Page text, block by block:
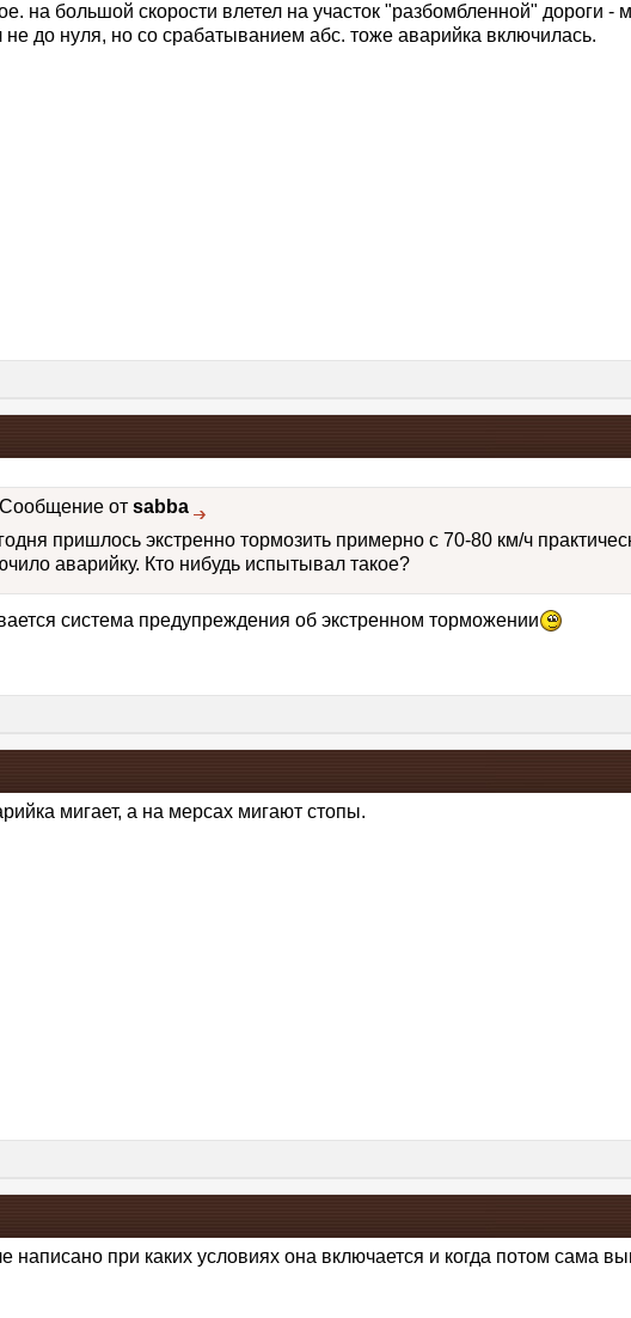
на большой скорости влетел на участок "разбомбленной" дороги
не до нуля, но со срабатыванием абс. тоже аварийка включилась.
Сообщение от sabba
пришлось экстренно тормозить примерно с 70-80 км/ч
аварийку. Кто нибудь испытывал такое?
система предупреждения об экстренном торможении
мигает, а на мерсах мигают стопы.
написано при каких условиях она включается и когда потом сама